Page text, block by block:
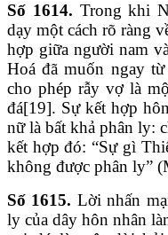
Số 1614. Trong khi
dạy một cách rõ ràng
hợp giữa người nam
Hoá đã muốn ngay
cho phép rẫy vợ là
đá[19]. Sự kết hợp
nữ là bất khả phân ly:
kết hợp đó: “Sự gì
không được phân ly”
Số 1615. Lời nhấn
ly của dây hôn nhân